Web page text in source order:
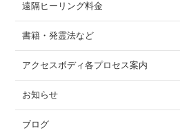
遠隔ヒーリング料金
書籍・発霊法など
アクセスボディ各プロセス案内
お知らせ
ブログ